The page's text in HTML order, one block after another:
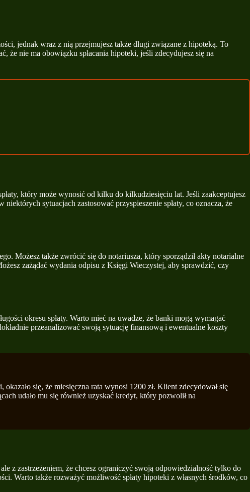
jednak wraz z nią przejmujesz także długi związane z hipoteką. To
że nie ma obowiązku spłacania hipoteki, jeśli zdecydujesz się na
który może wynosić od kilku do kilkudziesięciu lat. Jeśli zaakceptujesz
sytuacjach zastosować przyspieszenie spłaty, co oznacza, że
Możesz także zwrócić się do notariusza, który sporządził akty notarialne
zażądać wydania odpisu z Księgi Wieczystej, aby sprawdzić, czy
okresu spłaty. Warto mieć na uwadze, że banki mogą wymagać
przeanalizować swoją sytuację finansową i ewentualne koszty
się, że miesięczna rata wynosi 1200 zł. Klient zdecydował się
udało mu się również uzyskać kredyt, który pozwolił na
z zastrzeżeniem, że chcesz ograniczyć swoją odpowiedzialność tylko do
Warto także rozważyć możliwość spłaty hipoteki z własnych środków, co